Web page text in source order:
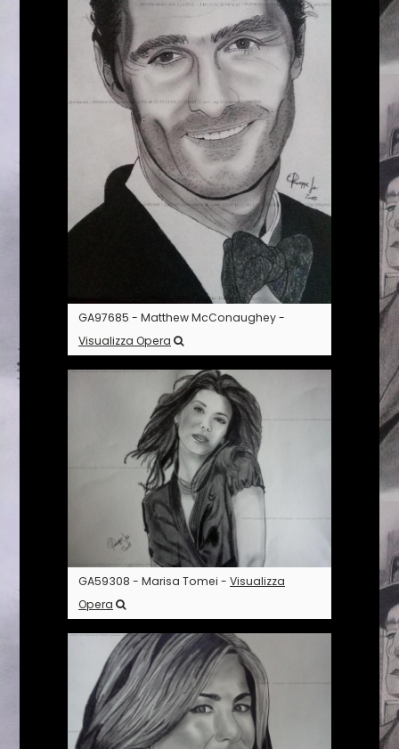
GA97685 - Matthew McConaughey -
Visualizza Opera
GA59308 - Marisa Tomei - Visualizza
Opera